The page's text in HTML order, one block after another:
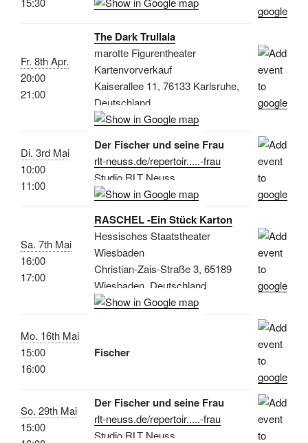
Fr. 8th Apr.
20:00
21:00
The Dark Trullala
marotte Figurentheater
Kartenvorverkauf
Kaiserallee 11, 76133 Karlsruhe,
Deutschland
Di. 3rd Mai
10:00
11:00
Der Fischer und seine Frau
rlt-neuss.de/repertoir.....-frau
Studio RLT Neuss
Sa. 7th Mai
16:00
17:00
RASCHEL -Ein Stück Karton
Hessisches Staatstheater
Wiesbaden
Christian-Zais-Straße 3, 65189
Wiesbaden, Deutschland
Mo. 16th Mai
15:00
16:00
Fischer
So. 29th Mai
15:00
Der Fischer und seine Frau
rlt-neuss.de/repertoir.....-frau
Studio RLT Neuss